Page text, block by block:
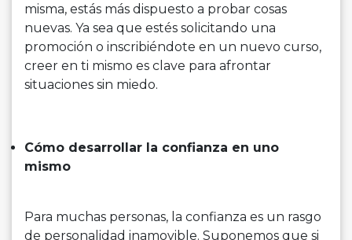
misma, estás más dispuesto a probar cosas
nuevas. Ya sea que estés solicitando una
promoción o inscribiéndote en un nuevo curso,
creer en ti mismo es clave para afrontar
situaciones sin miedo.
Cómo desarrollar la confianza en uno
mismo
Para muchas personas, la confianza es un rasgo
de personalidad inamovible. Suponemos que si